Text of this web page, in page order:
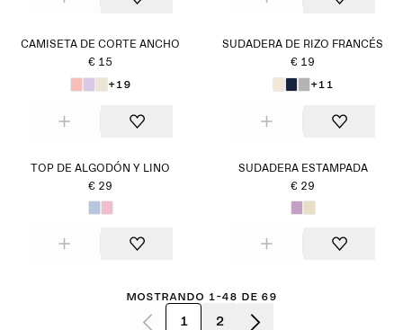
CAMISETA DE CORTE ANCHO
€ 15
+19
SUDADERA DE RIZO FRANCÉS
€ 19
+11
TOP DE ALGODÓN Y LINO
€ 29
SUDADERA ESTAMPADA
€ 29
Mostrando 1-48 de 69
1 2